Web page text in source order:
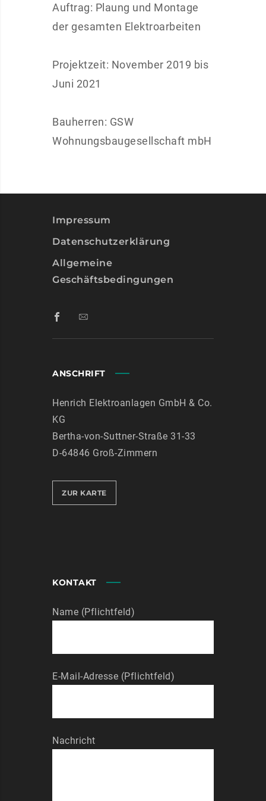
Auftrag: Plaung und Montage
der gesamten Elektroarbeiten
Projektzeit: November 2019 bis
Juni 2021
Bauherren: GSW
Wohnungsbaugesellschaft mbH
Impressum
Datenschutzerklärung
Allgemeine
Geschäftsbedingungen
ANSCHRIFT
Henrich Elektroanlagen GmbH & Co.
KG
Bertha-von-Suttner-Straße 31-33
D-64846 Groß-Zimmern
ZUR KARTE
KONTAKT
Name (Pflichtfeld)
E-Mail-Adresse (Pflichtfeld)
Nachricht